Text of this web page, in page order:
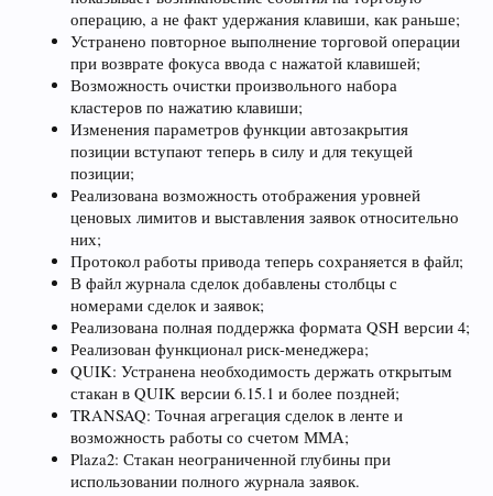
операцию, а не факт удержания клавиши, как раньше;
Устранено повторное выполнение торговой операции
при возврате фокуса ввода с нажатой клавишей;
Возможность очистки произвольного набора
кластеров по нажатию клавиши;
Изменения параметров функции автозакрытия
позиции вступают теперь в силу и для текущей
позиции;
Реализована возможность отображения уровней
ценовых лимитов и выставления заявок относительно
них;
Протокол работы привода теперь сохраняется в файл;
В файл журнала сделок добавлены столбцы с
номерами сделок и заявок;
Реализована полная поддержка формата QSH версии 4;
Реализован функционал риск-менеджера;
QUIK: Устранена необходимость держать открытым
стакан в QUIK версии 6.15.1 и более поздней;
TRANSAQ: Точная агрегация сделок в ленте и
возможность работы со счетом ММА;
Plaza2: Стакан неограниченной глубины при
использовании полного журнала заявок.